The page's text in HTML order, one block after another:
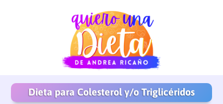
Dieta para Colesterol y/o Triglicéridos